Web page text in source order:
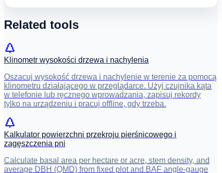
Related tools
Klinometr wysokości drzewa i nachylenia
Oszacuj wysokość drzewa i nachylenie w terenie za pomocą
klinometru działającego w przeglądarce. Użyj czujnika kąta
w telefonie lub ręcznego wprowadzania, zapisuj rekordy
tylko na urządzeniu i pracuj offline, gdy trzeba.
Kalkulator powierzchni przekroju pierśnicowego i
zagęszczenia pni
Calculate basal area per hectare or acre, stem density, and
average DBH (QMD) from fixed plot and BAF angle-gauge